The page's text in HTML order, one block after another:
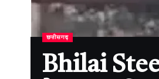
छत्तीसगढ़
Bhilai